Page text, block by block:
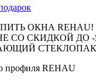
ОКНА REHAU!
СО СКИДКОЙ ДО -
профиля REHAU